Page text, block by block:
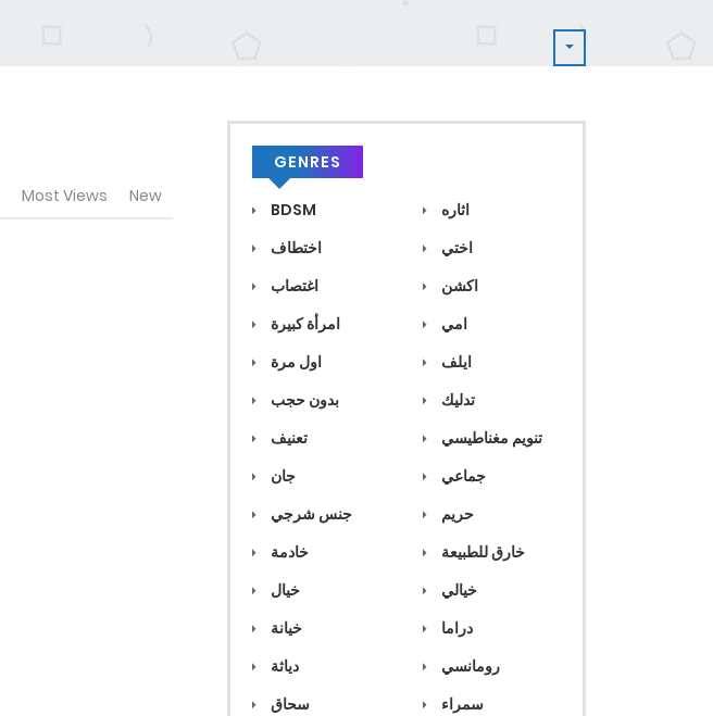
Most Views New
GENRES
BDSM
اثاره
اختطاف
اختي
اغتصاب
اكشن
امرأة كبيرة
امي
اول مرة
ايلف
بدون حجب
تدليك
تعنيف
تنويم مغناطيسي
جان
جماعي
جنس شرجي
حريم
خادمة
خارق للطبيعة
خيال
خيالي
خيانة
دراما
دياثة
رومانسي
سحاق
سمراء